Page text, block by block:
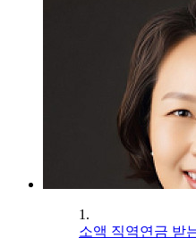
1.
소액 직역연금 받